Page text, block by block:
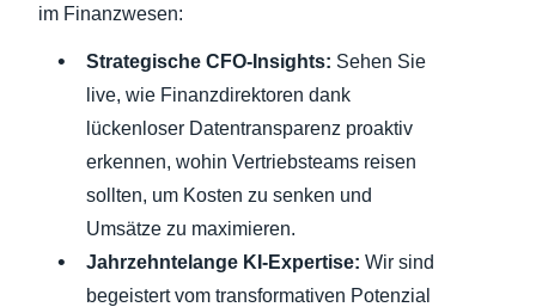
im Finanzwesen:
Strategische CFO-Insights: Sehen Sie
live, wie Finanzdirektoren dank
lückenloser Datentransparenz proaktiv
erkennen, wohin Vertriebsteams reisen
sollten, um Kosten zu senken und
Umsätze zu maximieren.
Jahrzehntelange KI-Expertise: Wir sind
begeistert vom transformativen Potenzial